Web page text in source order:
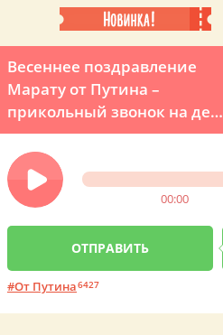
Весеннее поздравление
Марату от Путина –
прикольный звонок на день
рождения
00:00
От Путина6427